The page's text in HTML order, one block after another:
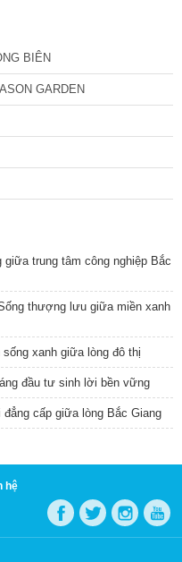
BIÊN
GARDEN
trung tâm công nghiệp Bắc
thượng lưu giữa miền xanh
xanh giữa lòng đô thị
đầu tư sinh lời bền vững
cấp giữa lòng Bắc Giang
hệ